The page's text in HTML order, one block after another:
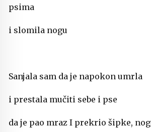
psima
i slomila nogu
Sanjala sam da je napokon umrla
i prestala mučiti sebe i pse
da je pao mraz I prekrio šipke,